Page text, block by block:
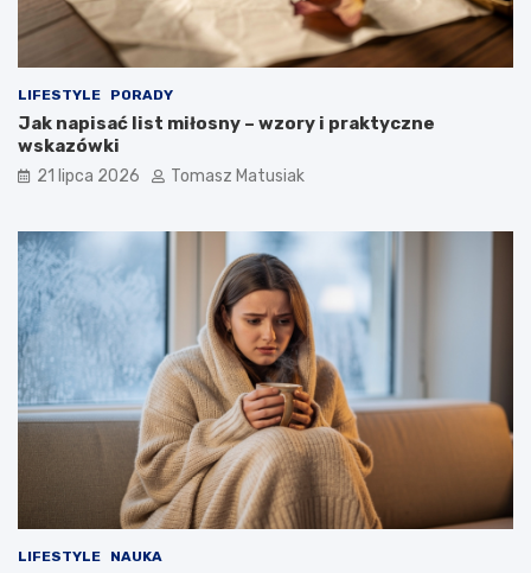
LIFESTYLE PORADY
Jak napisać list miłosny – wzory i praktyczne
wskazówki
21 lipca 2026 Tomasz Matusiak
LIFESTYLE NAUKA